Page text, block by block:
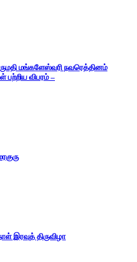
மங்களேஸ்வரி நவரெத்தினம்
விபரம் –
இரவுத் திருவிழா